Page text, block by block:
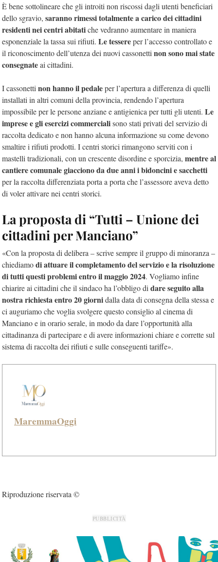
È bene sottolineare che gli introiti non riscossi dagli utenti beneficiari
dello sgravio, saranno rimessi totalmente a carico dei cittadini
residenti nei centri abitatiche vedranno aumentare in maniera
esponenziale la tassa sui rifiuti. Le tessereper l’accesso controllato e
il riconoscimento dell’utenza dei nuovi cassonetti non sono mai state
consegnateai cittadini.
I cassonetti non hanno il pedaleper l’apertura a differenza di quelli
installati in altri comuni della provincia, rendendo l’apertura
impossibile per le persone anziane e antigienica per tutti gli utenti. Le
imprese e gli esercizi commercialisono stati privati del servizio di
raccolta dedicato e non hanno alcuna informazione su come devono
smaltire i rifiuti prodotti. I centri storici rimangono serviti con i
mastelli tradizionali, con un crescente disordine e sporcizia, mentre al
cantiere comunale giacciono da due anni i bidoncini e sacchetti
per la raccolta differenziata porta a porta che l’assessore aveva detto
di voler attivare nei centri storici.
La proposta di “Tutti – Unione dei
cittadini per Manciano”
«Con la proposta di delibera – scrive sempre il gruppo di minoranza –
chiediamodi attuare il completamento del servizio e la risoluzione
di tutti questi problemi entro il maggio 2024. Vogliamo infine
chiarire ai cittadini che il sindaco ha l’obbligo di dare seguito alla
nostra richiesta entro 20 giornidalla data di consegna della stessa e
ci auguriamo che voglia svolgere questo consiglio al cinema di
Manciano e in orario serale, in modo da dare l’opportunità alla
cittadinanza di partecipare e di avere informazioni chiare e corrette sul
sistema di raccolta dei rifiuti e sulle conseguenti tariffe».
MaremmaOggi
Riproduzione riservata ©
PUBBLICITÀ